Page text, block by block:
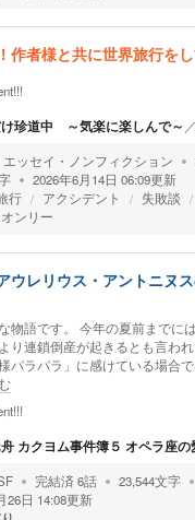
作者様と共に世界旅行をし
珍道中 ～気楽に楽しんで～ ／
エッセイ・ノンフィクション
2026年6月14日 06:09更新
行 アクシデント 失敗談
ンリー
ウレリウス・アントニヌ
物語です。 今年の夏前までに
り連鎖倒産が起きるとも言わ
パラパラ」に感けている場合
カクヨム事件簿５ オペラ座の
完結済6話 23,544文字
26日 14:08更新